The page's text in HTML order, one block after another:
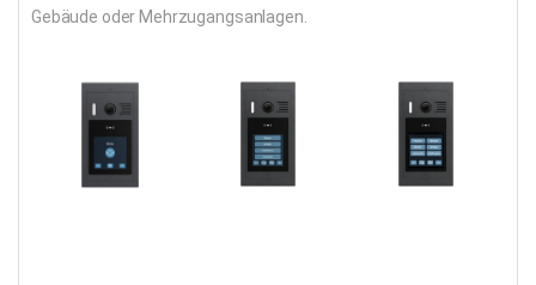
Gebäude oder Mehrzugangsanlagen.